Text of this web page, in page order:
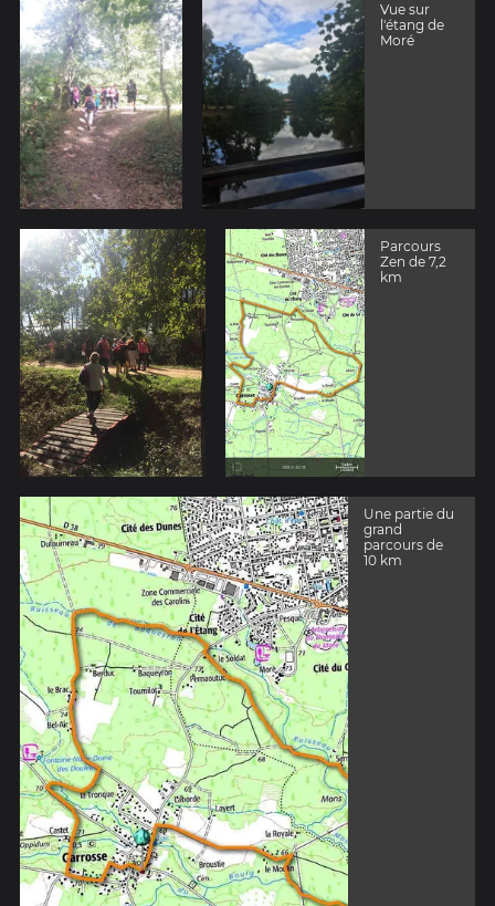
Vue sur
l'étang de
Moré
Parcours
Zen de 7,2
km
Une partie du
grand
parcours de
10 km